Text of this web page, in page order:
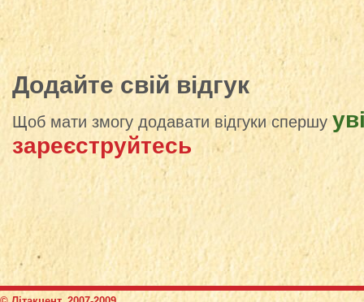
Додайте свій відгук
Щоб мати змогу додавати відгуки спершу
зареєструйтесь